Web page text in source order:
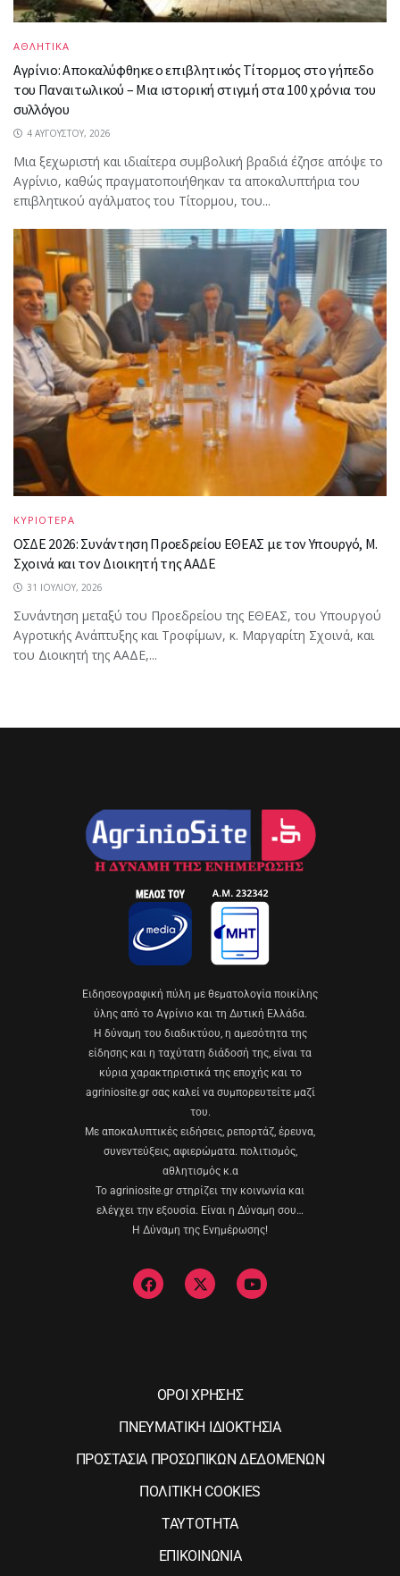
ΑΘΛΗΤΙΚΑ
Αγρίνιο: Αποκαλύφθηκε ο επιβλητικός Τίτορμος στο γήπεδο
του Παναιτωλικού – Μια ιστορική στιγμή στα 100 χρόνια του
συλλόγου
4 ΑΥΓΟΎΣΤΟΥ, 2026
Μια ξεχωριστή και ιδιαίτερα συμβολική βραδιά έζησε απόψε το
Αγρίνιο, καθώς πραγματοποιήθηκαν τα αποκαλυπτήρια του
επιβλητικού αγάλματος του Τίτορμου, του...
ΚΥΡΙΟΤΕΡΑ
ΟΣΔΕ 2026: Συνάντηση Προεδρείου ΕΘΕΑΣ με τον Υπουργό, Μ.
Σχοινά και τον Διοικητή της ΑΑΔΕ
31 ΙΟΥΛΊΟΥ, 2026
Συνάντηση μεταξύ του Προεδρείου της ΕΘΕΑΣ, του Υπουργού
Αγροτικής Ανάπτυξης και Τροφίμων, κ. Μαργαρίτη Σχοινά, και
του Διοικητή της ΑΑΔΕ,...
Eιδησεογραφική πύλη με θεματολογία ποικίλης
ύλης από το Αγρίνιο και τη Δυτική Ελλάδα.
Η δύναμη του διαδικτύου, η αμεσότητα της
είδησης και η ταχύτατη διάδοσή της, είναι τα
κύρια χαρακτηριστικά της εποχής και το
agriniosite.gr σας καλεί να συμπορευτείτε μαζί
του.
Με αποκαλυπτικές ειδήσεις, ρεπορτάζ, έρευνα,
συνεντεύξεις, αφιερώματα. πολιτισμός,
αθλητισμός κ.α
Το agriniosite.gr στηρίζει την κοινωνία και
ελέγχει την εξουσία. Είναι η Δύναμη σου…
Η Δύναμη της Ενημέρωσης!
ΟΡΟΙ ΧΡΗΣΗΣ
ΠΝΕΥΜΑΤΙΚΗ ΙΔΙΟΚΤΗΣΙΑ
ΠΡΟΣΤΑΣΙΑ ΠΡΟΣΩΠΙΚΩΝ ΔΕΔΟΜΕΝΩΝ
ΠΟΛΙΤΙΚΗ COOKIES
ΤΑΥΤΟΤΗΤΑ
ΕΠΙΚΟΙΝΩΝΙΑ